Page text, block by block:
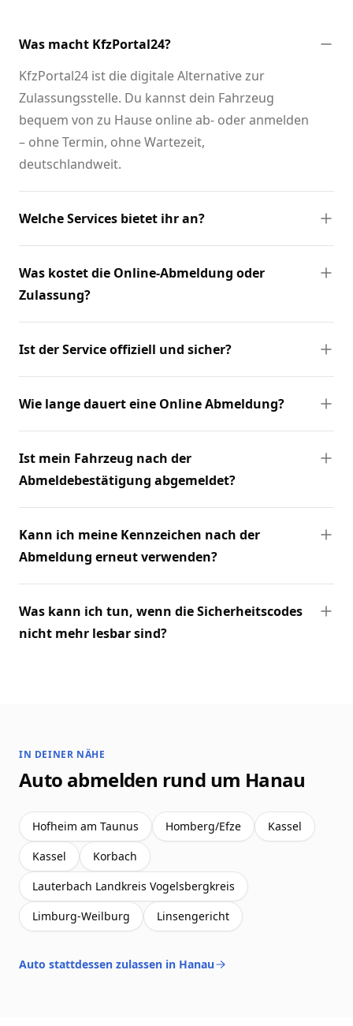
Was macht KfzPortal24?
KfzPortal24 ist die digitale Alternative zur
Zulassungsstelle. Du kannst dein Fahrzeug
bequem von zu Hause online ab- oder anmelden
– ohne Termin, ohne Wartezeit,
deutschlandweit.
Welche Services bietet ihr an?
Was kostet die Online-Abmeldung oder
Zulassung?
Ist der Service offiziell und sicher?
Wie lange dauert eine Online Abmeldung?
Ist mein Fahrzeug nach der
Abmeldebestätigung abgemeldet?
Kann ich meine Kennzeichen nach der
Abmeldung erneut verwenden?
Was kann ich tun, wenn die Sicherheitscodes
nicht mehr lesbar sind?
IN DEINER NÄHE
Auto abmelden rund um Hanau
Hofheim am Taunus Homberg/Efze
Kassel
Kassel
Korbach
Lauterbach Landkreis Vogelsbergkreis
Limburg-Weilburg
Linsengericht
Auto stattdessen zulassen in Hanau